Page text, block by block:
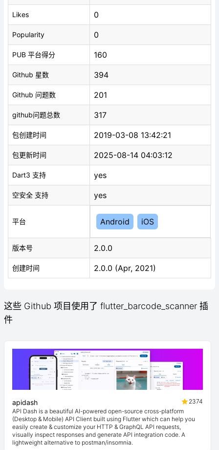
Likes 0
Popularity 0
PUB 平台得分 160
Github 星数 394
Github 问题数 201
github问题总数 317
包创建时间 2019-03-08 13:42:21
包更新时间 2025-08-14 04:03:12
Dart3 支持 yes
空安全 支持 yes
平台 Android iOS
版本号 2.0.0
创建时间 2.0.0 (Apr, 2021)
这些 Github 项目使用了 flutter_barcode_scanner 插
件
apidash
2374
API Dash is a beautiful AI-powered open-source cross-platform
(Desktop & Mobile) API Client built using Flutter which can help you
easily create & customize your HTTP & GraphQL API requests,
visually inspect responses and generate API integration code. A
lightweight alternative to postman/insomnia.